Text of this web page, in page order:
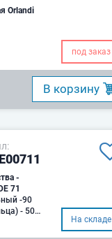
Orlandi
под заказ
B корзину
-
71
-90
- 50
На складе